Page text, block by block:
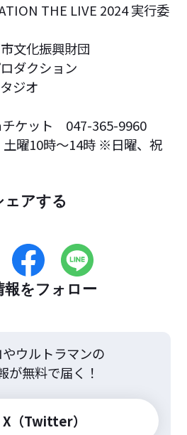
THE LIVE 2024 実行委
文化振興財団
ダクション
ジオ
ケット 047-365-9960
曜10時～14時 ※日曜、祝
ェアする
報をフォロー
ウルトラマンの
が無料で届く！
X（Twitter）